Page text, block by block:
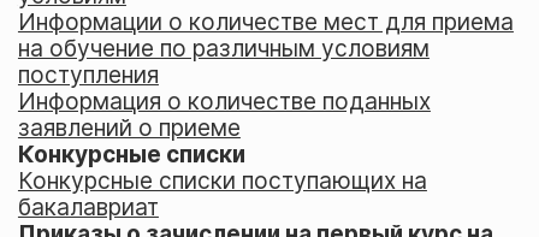
Информации о количестве мест для приема
на обучение по различным условиям
поступления
Информация о количестве поданных
заявлений о приеме
Конкурсные списки
Конкурсные списки поступающих на
бакалавриат